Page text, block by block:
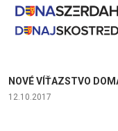
NOVÉ VÍŤAZSTVO
12.10.2017